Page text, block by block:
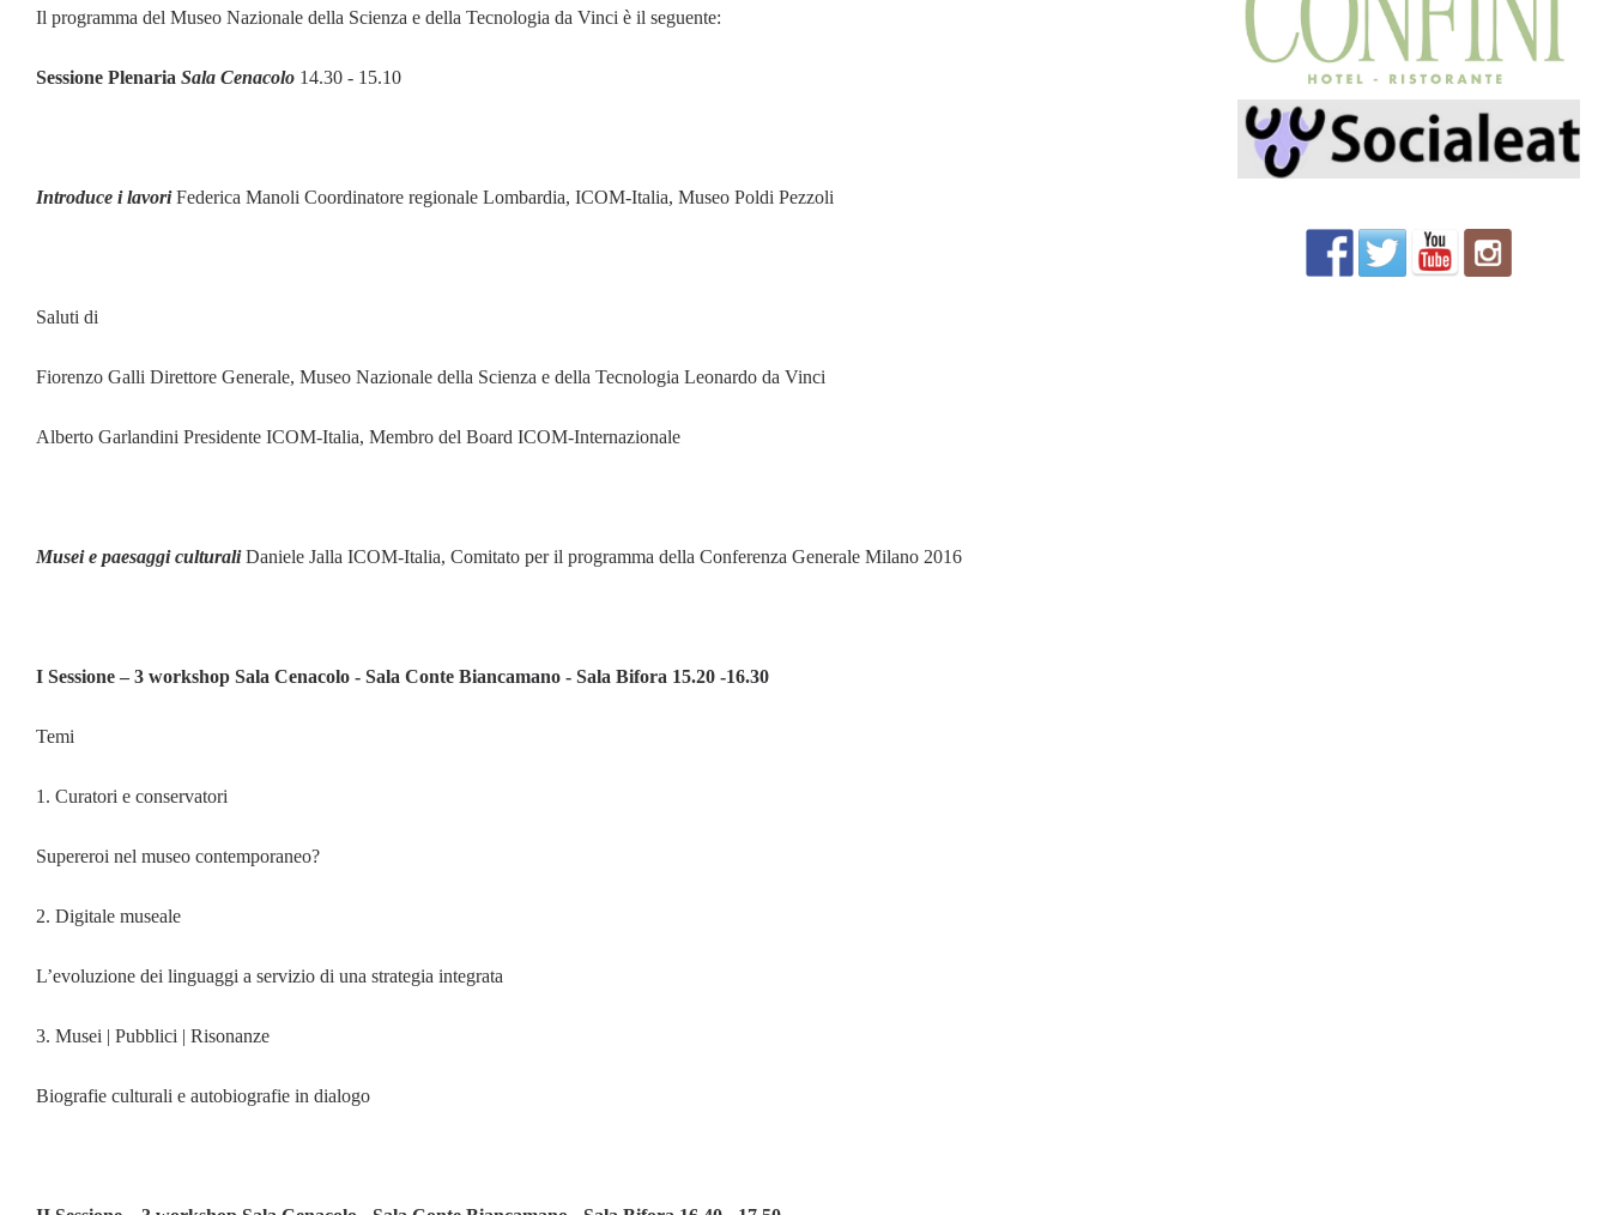
Il programma del Museo Nazionale della Scienza e della Tecnologia da Vinci è il seguente:
Sessione Plenaria Sala Cenacolo 14.30 - 15.10
Introduce i lavoriFederica Manoli Coordinatore regionale Lombardia, ICOM-Italia, Museo Poldi Pezzoli
Saluti di
Fiorenzo Galli Direttore Generale, Museo Nazionale della Scienza e della Tecnologia Leonardo da Vinci
Alberto Garlandini Presidente ICOM-Italia, Membro del Board ICOM-Internazionale
Musei e paesaggi culturaliDaniele Jalla ICOM-Italia, Comitato per il programma della Conferenza Generale Milano 2016
I Sessione – 3 workshop Sala Cenacolo - Sala Conte Biancamano - Sala Bifora 15.20 -16.30
Temi
1. Curatori e conservatori
Supereroi nel museo contemporaneo?
2. Digitale museale
L’evoluzione dei linguaggi a servizio di una strategia integrata
3. Musei | Pubblici | Risonanze
Biografie culturali e autobiografie in dialogo